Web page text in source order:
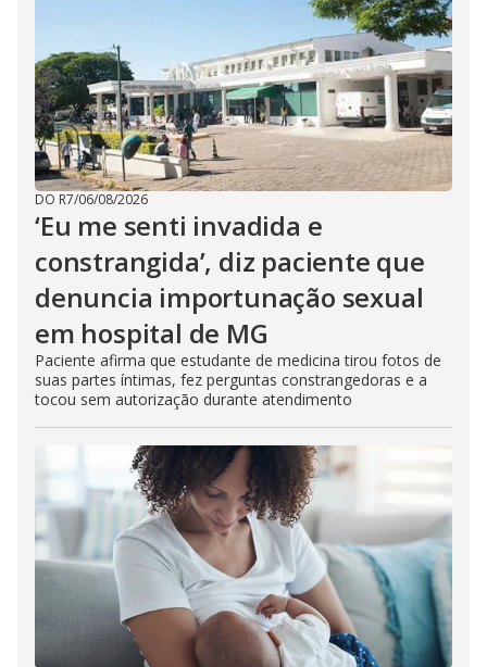
DO R7/06/08/2026
‘Eu me senti invadida e
constrangida’, diz paciente que
denuncia importunação sexual
em hospital de MG
Paciente afirma que estudante de medicina tirou fotos de
suas partes íntimas, fez perguntas constrangedoras e a
tocou sem autorização durante atendimento